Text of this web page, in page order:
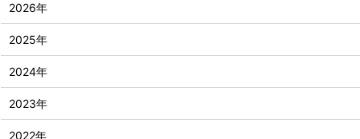
2026年
2025年
2024年
2023年
2022年